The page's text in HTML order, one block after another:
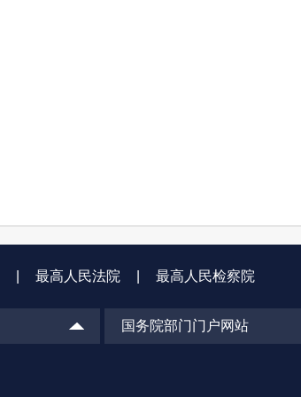
最高人民法院 最高人民检察院
国务院部门门户网站